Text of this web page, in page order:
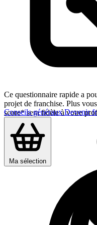
Conseils générauxDevenir
Ma sélection
Ce questionnaire rapide a
projet de franchise. Plus
score* sera fidèle à votre